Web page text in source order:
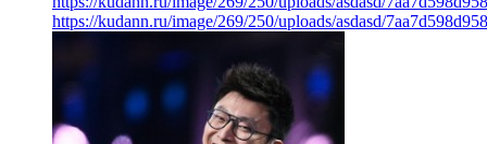
https://kudann.ru/image/269/250/uploads/asdasd/